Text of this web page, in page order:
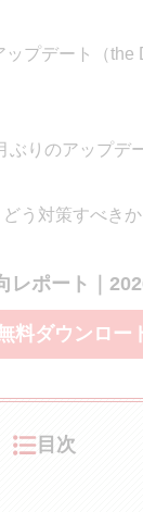
プデート（the
りのアップデ
う対策すべきか
レポート｜
料ダウンロー
目次